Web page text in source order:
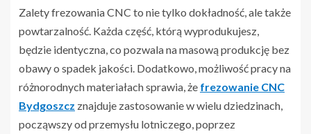
Zalety frezowania CNC to nie tylko dokładność, ale także
powtarzalność. Każda część, którą wyprodukujesz,
będzie identyczna, co pozwala na masową produkcję bez
obawy o spadek jakości. Dodatkowo, możliwość pracy na
różnorodnych materiałach sprawia, że frezowanie CNC
Bydgoszcz znajduje zastosowanie w wielu dziedzinach,
począwszy od przemysłu lotniczego, poprzez